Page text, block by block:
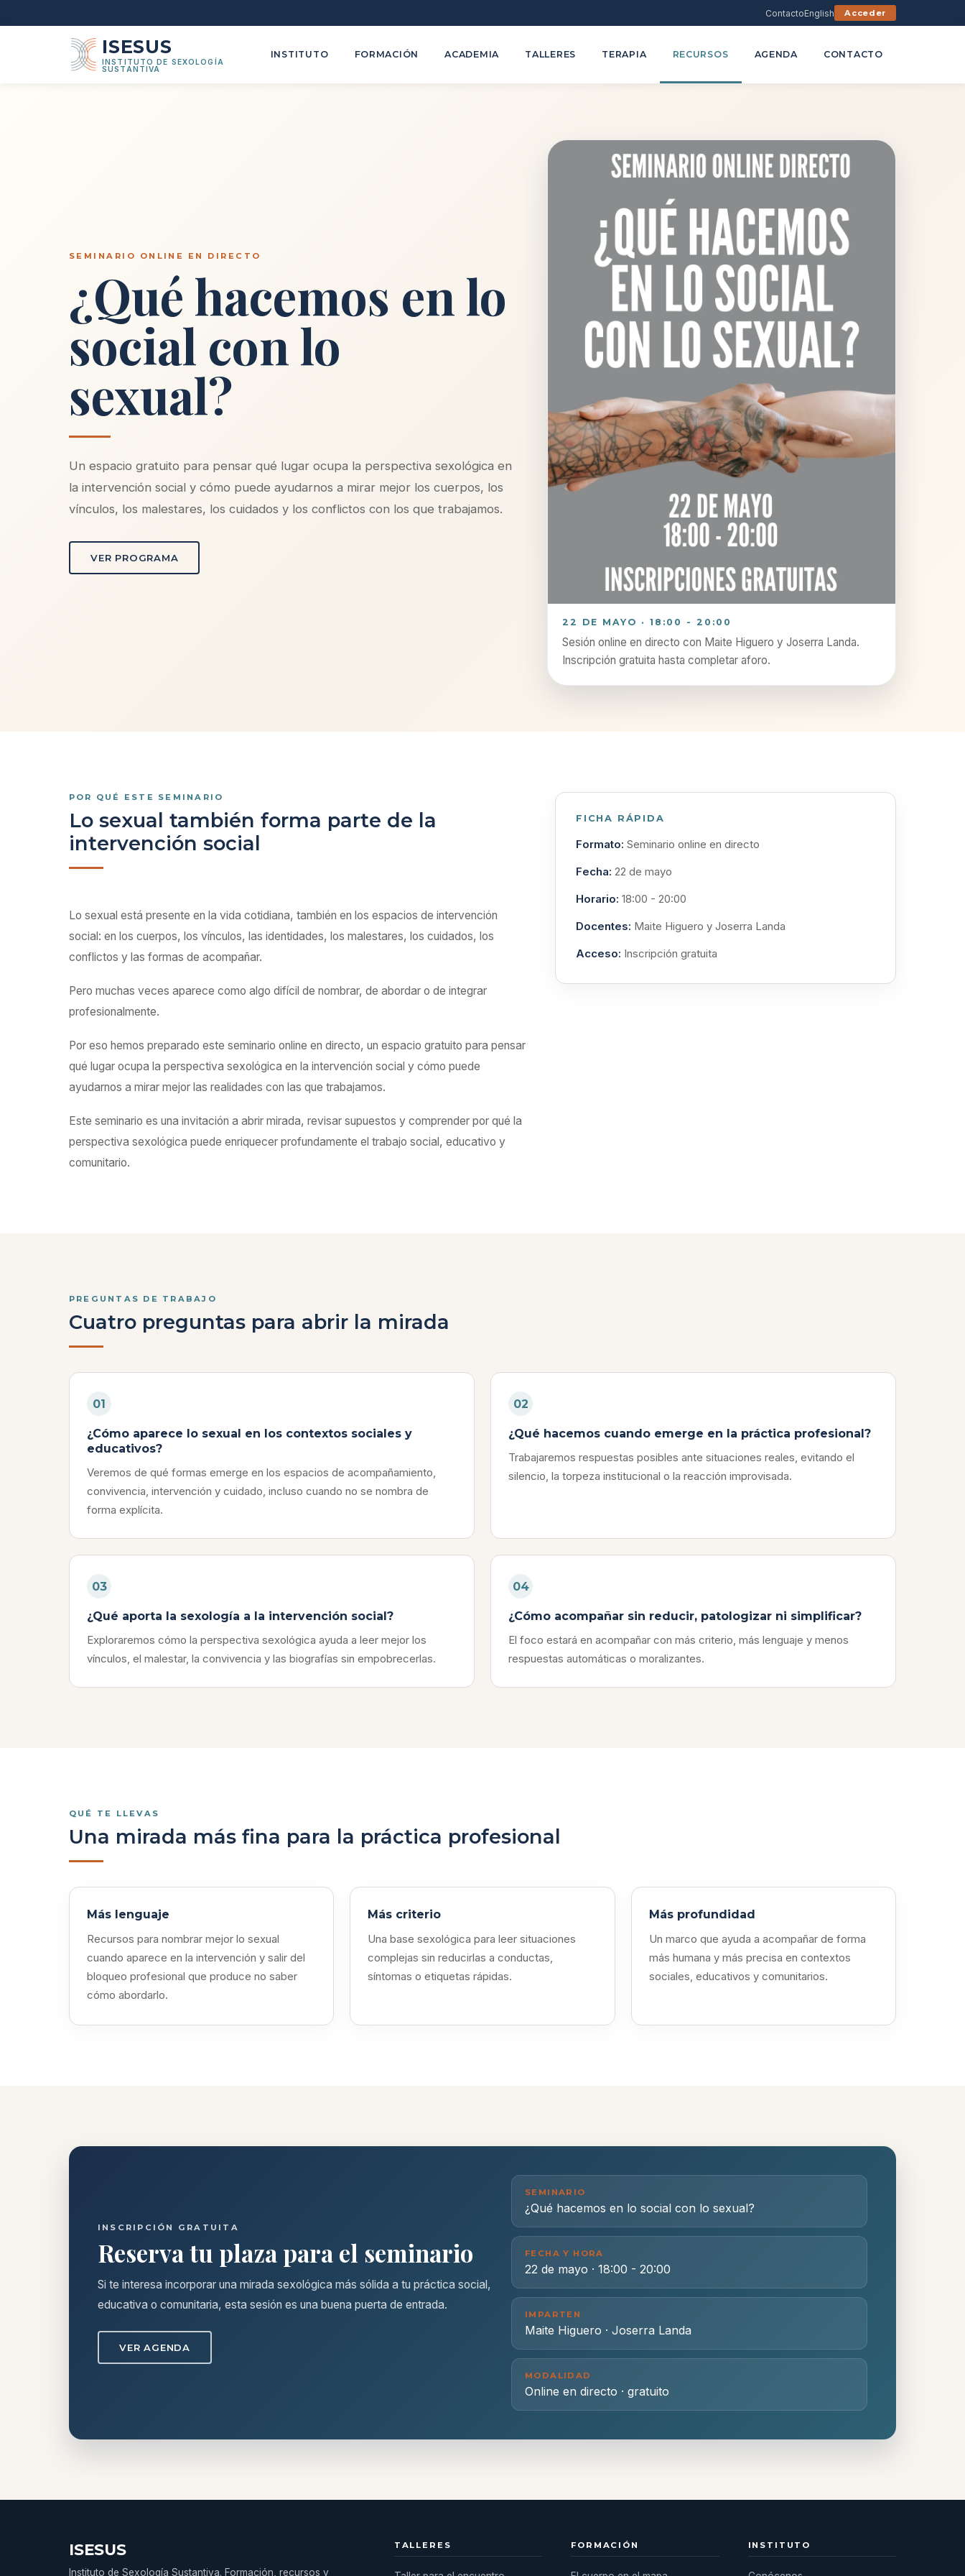
ContactoEnglish Acceder
ISESUS
INSTITUTO DE SEXOLOGÍA
SUSTANTIVA
INSTITUTO FORMACIÓN ACADEMIA TALLERES TERAPIA RECURSOS AGENDA CONTACTO
SEMINARIO ONLINE EN DIRECTO
¿Qué hacemos en lo
social con lo
sexual?
Un espacio gratuito para pensar qué lugar ocupa la perspectiva sexológica en
la intervención social y cómo puede ayudarnos a mirar mejor los cuerpos, los
vínculos, los malestares, los cuidados y los conflictos con los que trabajamos.
VER PROGRAMA
22 DE MAYO · 18:00 - 20:00
Sesión online en directo con Maite Higuero y Joserra Landa.
Inscripción gratuita hasta completar aforo.
POR QUÉ ESTE SEMINARIO
Lo sexual también forma parte de la
intervención social
Lo sexual está presente en la vida cotidiana, también en los espacios de intervención
social: en los cuerpos, los vínculos, las identidades, los malestares, los cuidados, los
conflictos y las formas de acompañar.
Pero muchas veces aparece como algo difícil de nombrar, de abordar o de integrar
profesionalmente.
Por eso hemos preparado este seminario online en directo, un espacio gratuito para pensar
qué lugar ocupa la perspectiva sexológica en la intervención social y cómo puede
ayudarnos a mirar mejor las realidades con las que trabajamos.
Este seminario es una invitación a abrir mirada, revisar supuestos y comprender por qué la
perspectiva sexológica puede enriquecer profundamente el trabajo social, educativo y
comunitario.
FICHA RÁPIDA
Formato: Seminario online en directo
Fecha: 22 de mayo
Horario: 18:00 - 20:00
Docentes: Maite Higuero y Joserra Landa
Acceso: Inscripción gratuita
PREGUNTAS DE TRABAJO
Cuatro preguntas para abrir la mirada
01
¿Cómo aparece lo sexual en los contextos sociales y
educativos?
Veremos de qué formas emerge en los espacios de acompañamiento,
convivencia, intervención y cuidado, incluso cuando no se nombra de
forma explícita.
02
¿Qué hacemos cuando emerge en la práctica profesional?
Trabajaremos respuestas posibles ante situaciones reales, evitando el
silencio, la torpeza institucional o la reacción improvisada.
03
¿Qué aporta la sexología a la intervención social?
Exploraremos cómo la perspectiva sexológica ayuda a leer mejor los
vínculos, el malestar, la convivencia y las biografías sin empobrecerlas.
04
¿Cómo acompañar sin reducir, patologizar ni simplificar?
El foco estará en acompañar con más criterio, más lenguaje y menos
respuestas automáticas o moralizantes.
QUÉ TE LLEVAS
Una mirada más fina para la práctica profesional
Más lenguaje
Recursos para nombrar mejor lo sexual
cuando aparece en la intervención y salir del
bloqueo profesional que produce no saber
cómo abordarlo.
Más criterio
Una base sexológica para leer situaciones
complejas sin reducirlas a conductas,
síntomas o etiquetas rápidas.
Más profundidad
Un marco que ayuda a acompañar de forma
más humana y más precisa en contextos
sociales, educativos y comunitarios.
INSCRIPCIÓN GRATUITA
Reserva tu plaza para el seminario
Si te interesa incorporar una mirada sexológica más sólida a tu práctica social,
educativa o comunitaria, esta sesión es una buena puerta de entrada.
VER AGENDA
SEMINARIO
¿Qué hacemos en lo social con lo sexual?
FECHA Y HORA
22 de mayo · 18:00 - 20:00
IMPARTEN
Maite Higuero · Joserra Landa
MODALIDAD
Online en directo · gratuito
ISESUS
Instituto de Sexología Sustantiva. Formación, recursos y
TALLERES FORMACIÓN INSTITUTO